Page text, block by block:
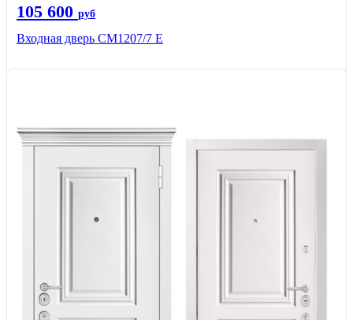
105 600 руб
Входная дверь СМ1207/7 E